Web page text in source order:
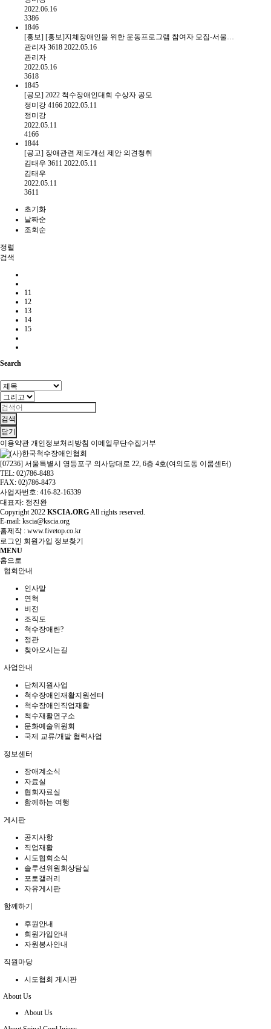
2022.06.16
3386
1846
[홍보] [홍보]지체장애인을 위한 운동프로그램 참여자 모집-서울…
관리자 3618 2022.05.16
관리자
2022.05.16
3618
1845
[공모] 2022 척수장애인대회 수상자 공모
정미강 4166 2022.05.11
정미강
2022.05.11
4166
1844
[공고] 장애관련 제도개선 제안 의견청취
김태우 3611 2022.05.11
김태우
2022.05.11
3611
초기화
날짜순
조회순
정렬
검색
11
12
13
14
15
Search
검색
닫기
이용약관 개인정보처리방침 이메일무단수집거부
[07236] 서울특별시 영등포구 의사당대로 22, 6층 4호(여의도동 이룸센터)
TEL: 02)786-8483
FAX: 02)786-8473
사업자번호: 416-82-16339
대표자: 정진완
Copyright2022 KSCIA.ORGAll rights reserved.
E-mail: kscia@kscia.org
홈제작 : www.fivetop.co.kr
로그인 회원가입 정보찾기
MENU
홈으로
협회안내
인사말
연혁
비전
조직도
척수장애란?
정관
찾아오시는길
사업안내
단체지원사업
척수장애인재활지원센터
척수장애인직업재활
척수재활연구소
문화예술위원회
국제 교류/개발 협력사업
정보센터
장애계소식
자료실
협회자료실
함께하는 여행
게시판
공지사항
직업재활
시도협회소식
솔루션위원회상담실
포토갤러리
자유게시판
함께하기
후원안내
회원가입안내
자원봉사안내
직원마당
시도협회 게시판
About Us
About Us